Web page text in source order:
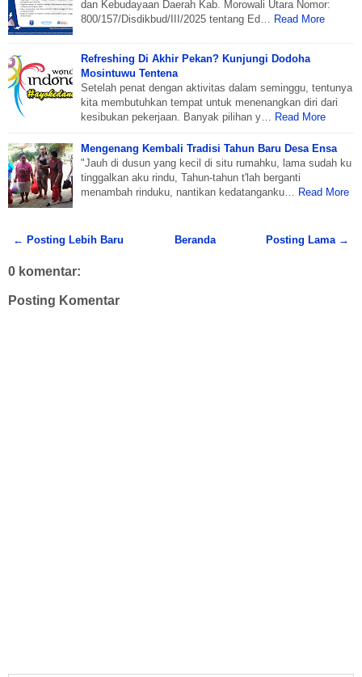
dan Kebudayaan Daerah Kab. Morowali Utara Nomor:
800/157/Disdikbud/III/2025 tentang Ed…
Read More
Refreshing Di Akhir Pekan? Kunjungi Dodoha
Mosintuwu Tentena
Setelah penat dengan aktivitas dalam seminggu, tentunya
kita membutuhkan tempat untuk menenangkan diri dari
kesibukan pekerjaan. Banyak pilihan y…
Read More
Mengenang Kembali Tradisi Tahun Baru Desa Ensa
"Jauh di dusun yang kecil di situ rumahku, lama sudah ku
tinggalkan aku rindu, Tahun-tahun t'lah berganti
menambah rinduku, nantikan kedatanganku…
Read More
← Posting Lebih Baru Posting Lama →
Beranda
0 komentar:
Posting Komentar